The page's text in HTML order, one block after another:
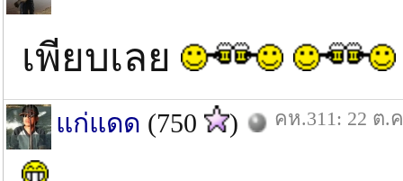
เพียบเลย
แก่แดด (750 ) คห.311: 22 ต.